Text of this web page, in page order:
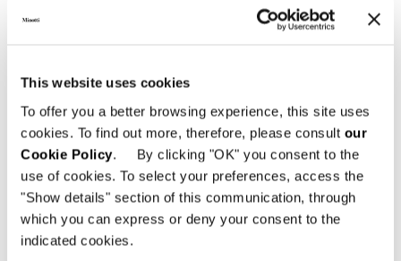
This website uses cookies
To offer you a better browsing experience, this site uses
cookies. To find out more, therefore, please consult our
Cookie Policy. By clicking "OK" you consent to the
use of cookies. To select your preferences, access the
"Show details" section of this communication, through
which you can express or deny your consent to the
indicated cookies.